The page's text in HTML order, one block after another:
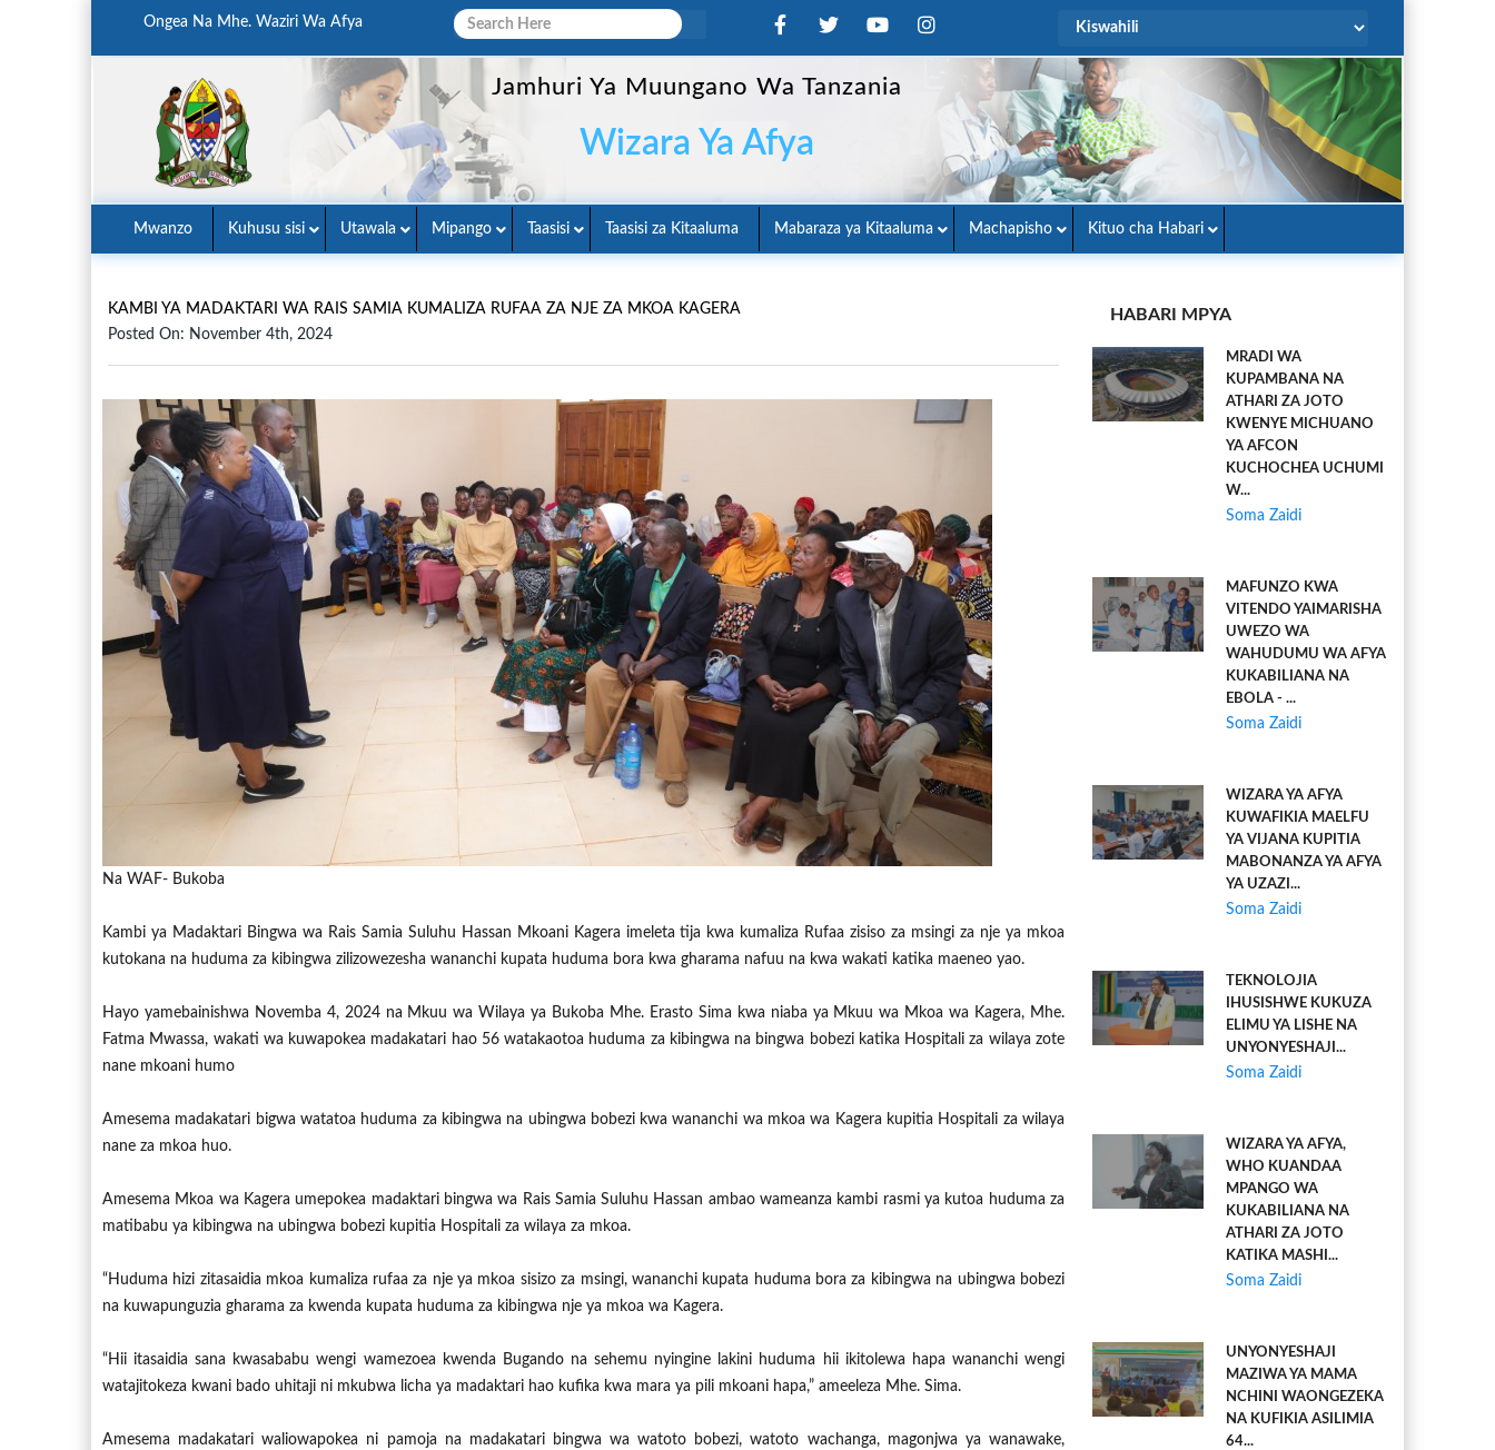
Ongea Na Mhe. Waziri Wa Afya
Jamhuri Ya Muungano Wa Tanzania
Wizara Ya Afya
Mwanzo Kuhusu sisi Utawala Mipango Taasisi Taasisi za Kitaaluma Mabaraza ya Kitaaluma Machapisho Kituo cha Habari
KAMBI YA MADAKTARI WA RAIS SAMIA KUMALIZA RUFAA ZA NJE ZA MKOA KAGERA
Posted On: November 4th, 2024
Na WAF- Bukoba
Kambi ya Madaktari Bingwa wa Rais Samia Suluhu Hassan Mkoani Kagera imeleta tija kwa kumaliza Rufaa zisiso za msingi za nje ya mkoa
kutokana na huduma za kibingwa zilizowezesha wananchi kupata huduma bora kwa gharama nafuu na kwa wakati katika maeneo yao.
Hayo yamebainishwa Novemba 4, 2024 na Mkuu wa Wilaya ya Bukoba Mhe. Erasto Sima kwa niaba ya Mkuu wa Mkoa wa Kagera, Mhe.
Fatma Mwassa, wakati wa kuwapokea madakatari hao 56 watakaotoa huduma za kibingwa na bingwa bobezi katika Hospitali za wilaya zote
nane mkoani humo
Amesema madakatari bigwa watatoa huduma za kibingwa na ubingwa bobezi kwa wananchi wa mkoa wa Kagera kupitia Hospitali za wilaya
nane za mkoa huo.
Amesema Mkoa wa Kagera umepokea madaktari bingwa wa Rais Samia Suluhu Hassan ambao wameanza kambi rasmi ya kutoa huduma za
matibabu ya kibingwa na ubingwa bobezi kupitia Hospitali za wilaya za mkoa.
“Huduma hizi zitasaidia mkoa kumaliza rufaa za nje ya mkoa sisizo za msingi, wananchi kupata huduma bora za kibingwa na ubingwa bobezi
na kuwapunguzia gharama za kwenda kupata huduma za kibingwa nje ya mkoa wa Kagera.
“Hii itasaidia sana kwasababu wengi wamezoea kwenda Bugando na sehemu nyingine lakini huduma hii ikitolewa hapa wananchi wengi
watajitokeza kwani bado uhitaji ni mkubwa licha ya madaktari hao kufika kwa mara ya pili mkoani hapa,” ameeleza Mhe. Sima.
Amesema madakatari waliowapokea ni pamoja na madakatari bingwa wa watoto bobezi, watoto wachanga, magonjwa ya wanawake,
HABARI MPYA
MRADI WA
KUPAMBANA NA
ATHARI ZA JOTO
KWENYE MICHUANO
YA AFCON
KUCHOCHEA UCHUMI
W...
Soma Zaidi
MAFUNZO KWA
VITENDO YAIMARISHA
UWEZO WA
WAHUDUMU WA AFYA
KUKABILIANA NA
EBOLA - ...
Soma Zaidi
WIZARA YA AFYA
KUWAFIKIA MAELFU
YA VIJANA KUPITIA
MABONANZA YA AFYA
YA UZAZI...
Soma Zaidi
TEKNOLOJIA
IHUSISHWE KUKUZA
ELIMU YA LISHE NA
UNYONYESHAJI...
Soma Zaidi
WIZARA YA AFYA,
WHO KUANDAA
MPANGO WA
KUKABILIANA NA
ATHARI ZA JOTO
KATIKA MASHI...
Soma Zaidi
UNYONYESHAJI
MAZIWA YA MAMA
NCHINI WAONGEZEKA
NA KUFIKIA ASILIMIA
64...